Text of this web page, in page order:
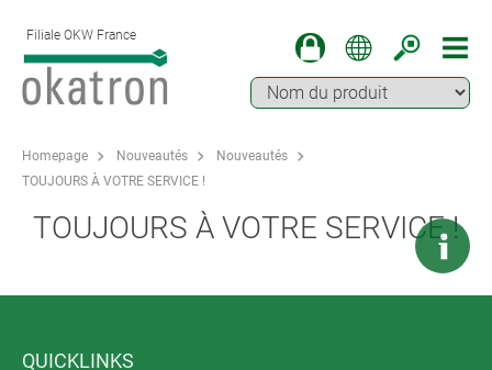
Filiale OKW France
Homepage Nouveautés
Nouveautés
TOUJOURS À VOTRE SERVICE !
TOUJOURS À VOTRE SERVICE !
QUICKLINKS